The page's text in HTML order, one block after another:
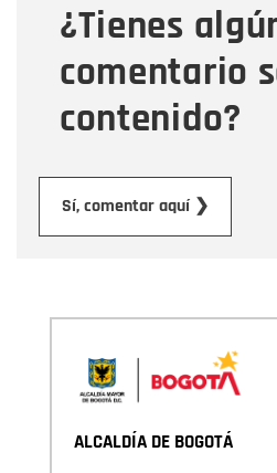
¿Tienes
comentario
contenido?
Sí, comentar aquí ❯
Mensaje
ALCALDÍA DE BOGOTÁ